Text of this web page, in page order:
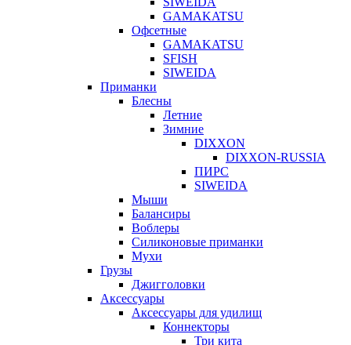
GAMAKATSU
Офсетные
GAMAKATSU
SFISH
SIWEIDA
Приманки
Блесны
Летние
Зимние
DIXXON
DIXXON-RUSSIA
ПИРС
SIWEIDA
Мыши
Балансиры
Воблеры
Силиконовые приманки
Мухи
Грузы
Джигголовки
Аксессуары
Аксессуары для удилищ
Коннекторы
Три кита